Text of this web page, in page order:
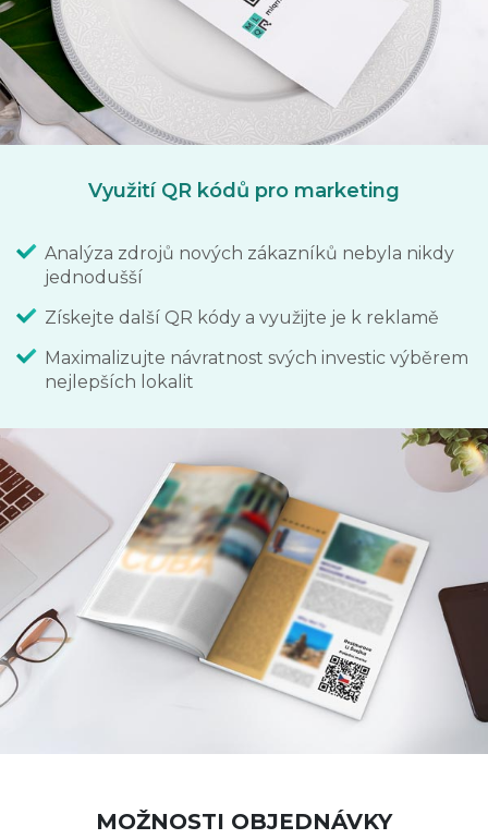
Využití QR kódů pro marketing
Analýza zdrojů nových zákazníků nebyla nikdy
jednodušší
Získejte další QR kódy a využijte je k reklamě
Maximalizujte návratnost svých investic výběrem
nejlepších lokalit
MOŽNOSTI OBJEDNÁVKY